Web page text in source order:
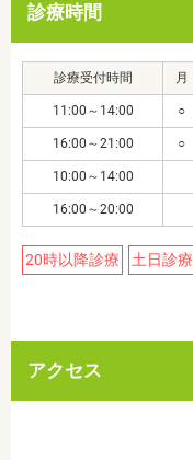
診療時間
診療受付時間 月
11:00～14:00 ○
16:00～21:00 ○
10:00～14:00
16:00～20:00
20時以降診療 土日診療
アクセス